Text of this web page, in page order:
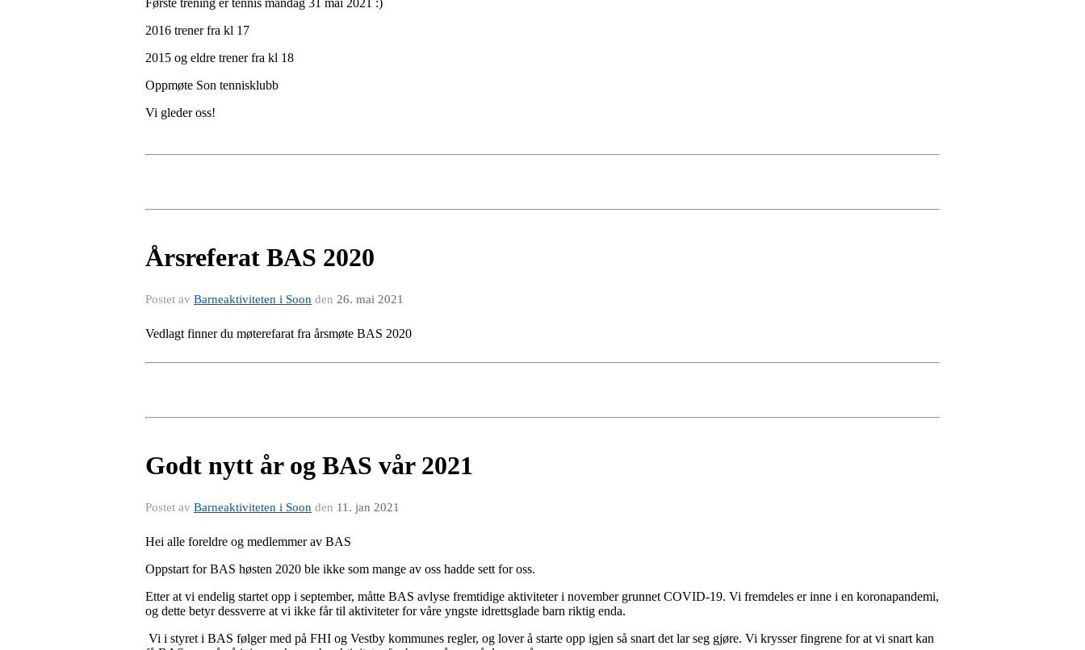
Første trening er tennis mandag 31 mai 2021 :)
2016 trener fra kl 17
2015 og eldre trener fra kl 18
Oppmøte Son tennisklubb
Vi gleder oss!
Årsreferat BAS 2020
Postet av Barneaktiviteten i Soon den 26. mai 2021
Vedlagt finner du møterefarat fra årsmøte BAS 2020
Godt nytt år og BAS vår 2021
Postet av Barneaktiviteten i Soon den 11. jan 2021
Hei alle foreldre og medlemmer av BAS
Oppstart for BAS høsten 2020 ble ikke som mange av oss hadde sett for oss.
Etter at vi endelig startet opp i september, måtte BAS avlyse fremtidige aktiviteter i november grunnet COVID-19. Vi fremdeles er inne i en koronapandemi,
og dette betyr dessverre at vi ikke får til aktiviteter for våre yngste idrettsglade barn riktig enda.
Vi i styret i BAS følger med på FHI og Vestby kommunes regler, og lover å starte opp igjen så snart det lar seg gjøre. Vi krysser fingrene for at vi snart kan